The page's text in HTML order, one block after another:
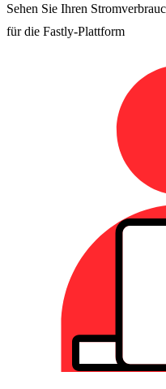
Sehen Sie Ihren
für die Fastly-Plattform